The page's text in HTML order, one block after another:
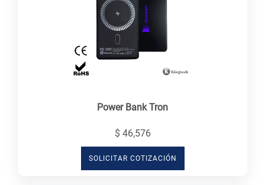
Power Bank Tron
$ 46,576
SOLICITAR COTIZACIÓN